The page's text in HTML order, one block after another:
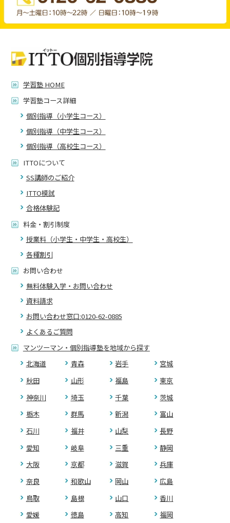
学習塾 HOME
学習塾コース詳細
個別指導（小学生コース）
個別指導（中学生コース）
個別指導（高校生コース）
ITTOについて
SS講師のご紹介
ITTO模試
合格体験記
料金・割引制度
授業料（小学生・中学生・高校生）
各種割引
お問い合わせ
無料体験入学・お問い合わせ
資料請求
お問い合わせ窓口:0120-62-0885
よくあるご質問
マンツーマン・個別指導塾を地域から探す
北海道
青森 岩手
宮城
秋田
山形 福島
東京
神奈川
埼玉 千葉
茨城
栃木
群馬 新潟
富山
石川
福井 山梨
長野
愛知
岐阜 三重
静岡
大阪
京都 滋賀
兵庫
奈良
和歌山 岡山
広島
鳥取
島根 山口
香川
愛媛
徳島 高知
福岡